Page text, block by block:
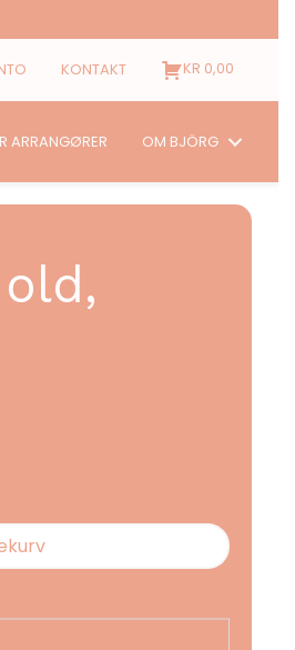
KONTAKT KR 0,00
ARRANGØRER OM BJÖRG